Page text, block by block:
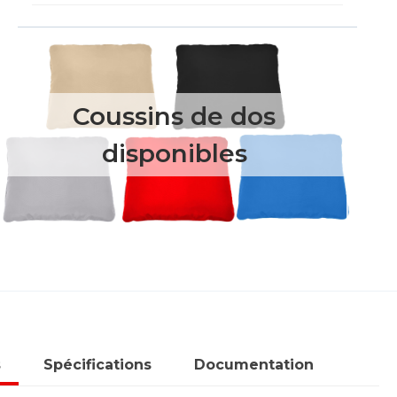
Coussins de dos
disponibles
Spécifications Documentation